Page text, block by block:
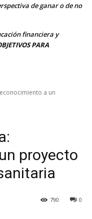
de ganar o de no
financiera y
PARA